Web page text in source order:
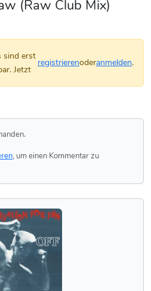
(Raw Club Mix)
sind erst
Jetzt
registrierenoderanmelden.
, um einen Kommentar zu